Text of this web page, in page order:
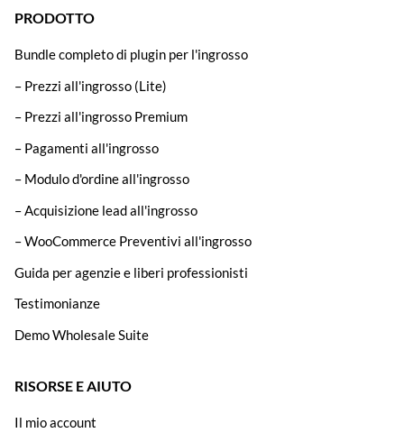
PRODOTTO
Bundle completo di plugin per l'ingrosso
– Prezzi all'ingrosso (Lite)
– Prezzi all'ingrosso Premium
– Pagamenti all'ingrosso
– Modulo d'ordine all'ingrosso
– Acquisizione lead all'ingrosso
– WooCommerce Preventivi all'ingrosso
Guida per agenzie e liberi professionisti
Testimonianze
Demo Wholesale Suite
RISORSE E AIUTO
Il mio account